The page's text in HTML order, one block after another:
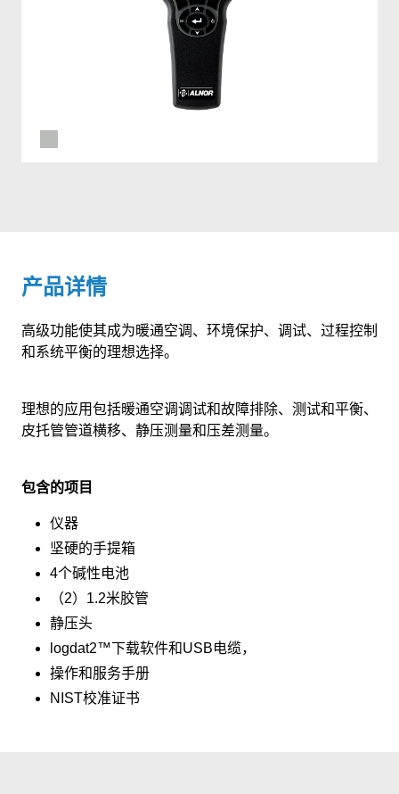
产品详情
高级功能使其成为暖通空调、环境保护、调试、过程控制
和系统平衡的理想选择。
理想的应用包括暖通空调调试和故障排除、测试和平衡、
皮托管管道横移、静压测量和压差测量。
包含的项目
仪器
坚硬的手提箱
4个碱性电池
（2）1.2米胶管
静压头
logdat2™下载软件和USB电缆，
操作和服务手册
NIST校准证书